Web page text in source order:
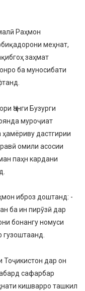
Раҳмон
меҳнат,
заҳмат
ба муносибати
Ҷанги Бузурги
муроҷиат
дастгирии
омили асосии
паҳн кардани
иброз доштанд: -
ба ин пирӯзӣ дар
бонангу номуси
гузоштаанд.
Тоҷикистон дар он
сафарбар
кишварро ташкил